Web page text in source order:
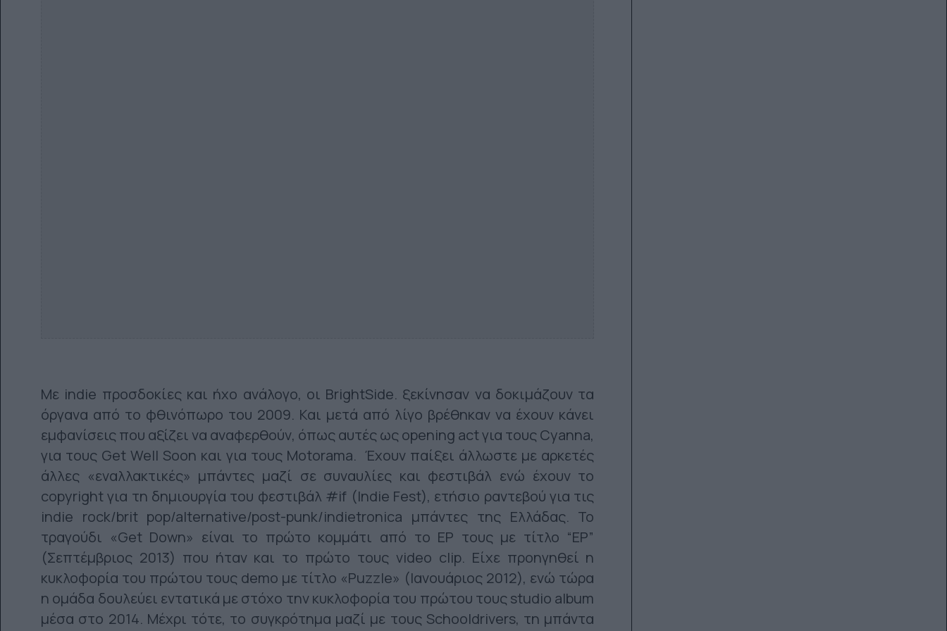
Με indie προσδοκίες και ήχο ανάλογο, οι BrightSide. ξεκίνησαν να δοκιμάζουν τα
όργανα από το φθινόπωρο του 2009. Και μετά από λίγο βρέθηκαν να έχουν κάνει
εμφανίσεις που αξίζει να αναφερθούν, όπως αυτές ως opening act για τους Cyanna,
για τους Get Well Soon και για τους Motorama. Έχουν παίξει άλλωστε με αρκετές
άλλες «εναλλακτικές» μπάντες μαζί σε συναυλίες και φεστιβάλ ενώ έχουν το
copyright για τη δημιουργία του φεστιβάλ #if (Indie Fest), ετήσιο ραντεβού για τις
indie rock/brit pop/alternative/post-punk/indietronica μπάντες της Ελλάδας. Το
τραγούδι «Get Down» είναι το πρώτο κομμάτι από το EP τους με τίτλο “EP”
(Σεπτέμβριος 2013) που ήταν και το πρώτο τους video clip. Είχε προηγηθεί η
κυκλοφορία του πρώτου τους demo με τίτλο «Puzzle» (Ιανουάριος 2012), ενώ τώρα
η ομάδα δουλεύει εντατικά με στόχο την κυκλοφορία του πρώτου τους studio album
μέσα στο 2014. Μέχρι τότε, το συγκρότημα μαζί με τους Schooldrivers, τη μπάντα